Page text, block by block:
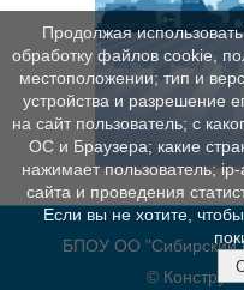
БПОУ ОО "Сибирский
©
Продолжая
обработку файлов cookie,
местоположении; тип и
устройства и разрешение
на сайт пользователь; с
ОС и Браузера; какие
нажимает пользователь;
сайта и проведения
Если вы не хотите,